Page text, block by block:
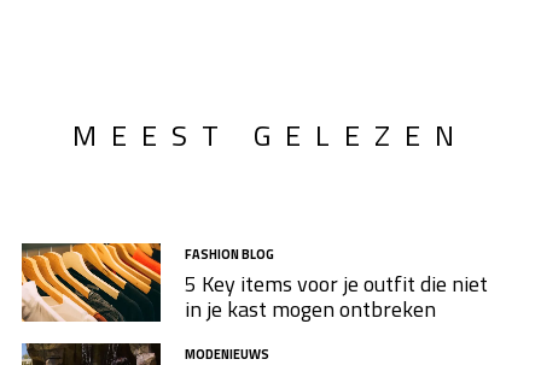
MEEST GELEZEN
FASHION BLOG
5 Key items voor je outfit die niet
in je kast mogen ontbreken
MODENIEUWS